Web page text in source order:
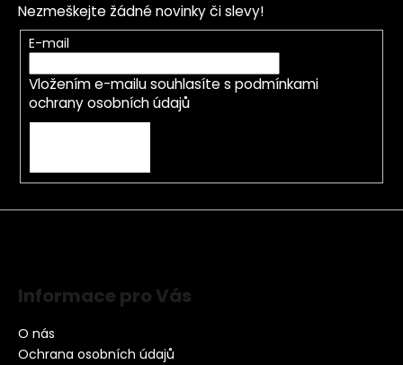
Nezmeškejte žádné novinky či slevy!
E-mail
Vložením e-mailu souhlasíte s podmínkami
ochrany osobních údajů
Informace pro Vás
O nás
Ochrana osobních údajů